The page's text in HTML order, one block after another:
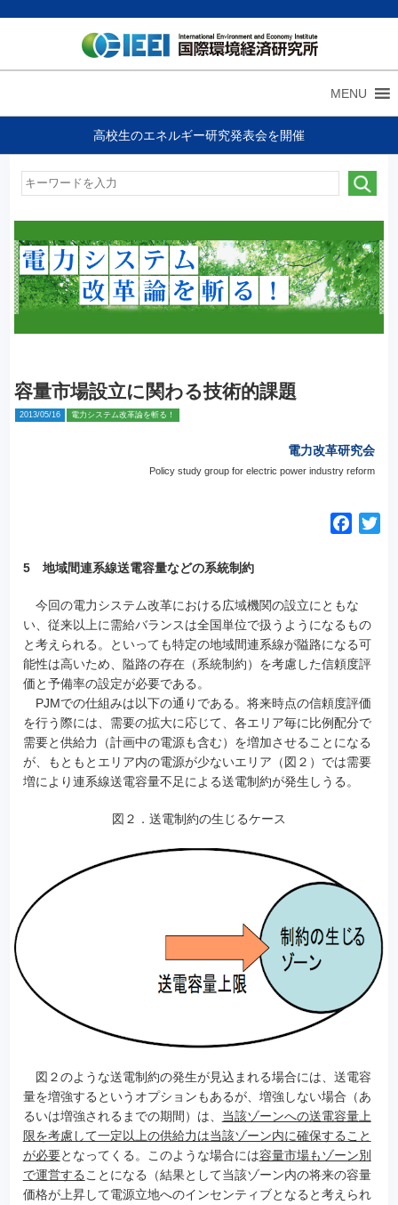
MENU
高校生のエネルギー研究発表会を開催
容量市場設立に関わる技術的課題
2013/05/16 電力システム改革論を斬る！
電力改革研究会
Policy study group for electric power industry reform
b
o
o
k
5 地域間連系線送電容量などの系統制約
今回の電力システム改革における広域機関の設立にともな
い、従来以上に需給バランスは全国単位で扱うようになるもの
と考えられる。といっても特定の地域間連系線が隘路になる可
能性は高いため、隘路の存在（系統制約）を考慮した信頼度評
価と予備率の設定が必要である。
PJMでの仕組みは以下の通りである。将来時点の信頼度評価
を行う際には、需要の拡大に応じて、各エリア毎に比例配分で
需要と供給力（計画中の電源も含む）を増加させることになる
が、もともとエリア内の電源が少ないエリア（図２）では需要
増により連系線送電容量不足による送電制約が発生しうる。
図２．送電制約の生じるケース
図２のような送電制約の発生が見込まれる場合には、送電容
量を増強するというオプションもあるが、増強しない場合（あ
るいは増強されるまでの期間）は、 当該ゾーンへの送電容量上
限を考慮して一定以上の供給力は当該ゾーン内に確保すること
が必要となってくる。このような場合には容量市場もゾーン別
で運営する ことになる（結果として当該ゾーン内の将来の容量
価格が上昇して電源立地へのインセンティブとなると考えられ